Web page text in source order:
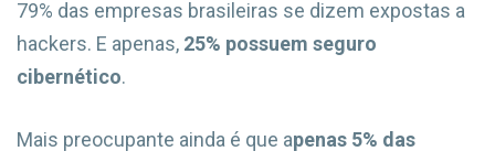
79% das empresas brasileiras se dizem expostas a
hackers. E apenas, 25% possuem seguro
cibernético.
Mais preocupante ainda é que apenas 5% das